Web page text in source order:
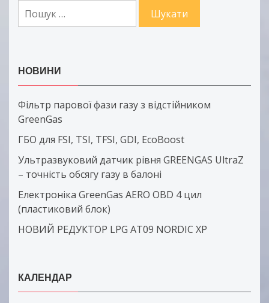
Пошук:
НОВИНИ
Фільтр парової фази газу з відстійником
GreenGas
ГБО для FSI, TSI, TFSI, GDI, EcoBoost
Ультразвуковий датчик рівня GREENGAS UltraZ
– точність обсягу газу в балоні
Електроніка GreenGas AERO OBD 4 цил
(пластиковий блок)
НОВИЙ РЕДУКТОР LPG AT09 NORDIC XP
КАЛЕНДАР